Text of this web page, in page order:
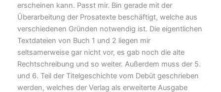
erscheinen kann. Passt mir. Bin gerade mit der
Überarbeitung der Prosatexte beschäftigt, welche aus
verschiedenen Gründen notwendig ist. Die eigentlichen
Textdateien von Buch 1 und 2 liegen mir
seltsamerweise gar nicht vor, es gab noch die alte
Rechtschreibung und so weiter. Außerdem muss der 5.
und 6. Teil der Titelgeschichte vom Debüt geschrieben
werden, welches der Verlag als erweiterte Ausgabe